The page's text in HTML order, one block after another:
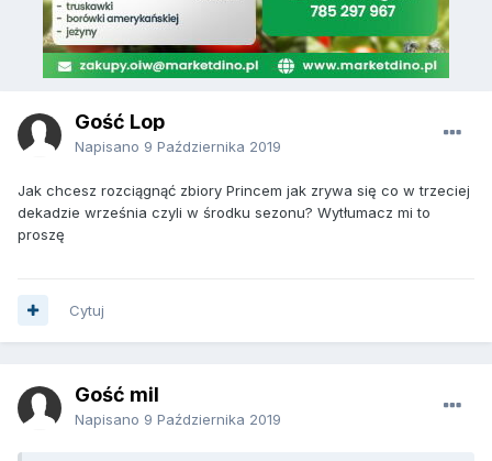
Gość Lop
Napisano 9 Października 2019
Jak chcesz rozciągnąć zbiory Princem jak zrywa się co w trzeciej
dekadzie września czyli w środku sezonu? Wytłumacz mi to
proszę
Cytuj
Gość mil
Napisano 9 Października 2019